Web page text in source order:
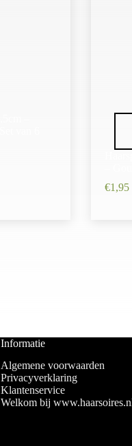
€1,95
Informatie
Algemene voorwaarden
Privacyverklaring
Klantenservice
Welkom bij